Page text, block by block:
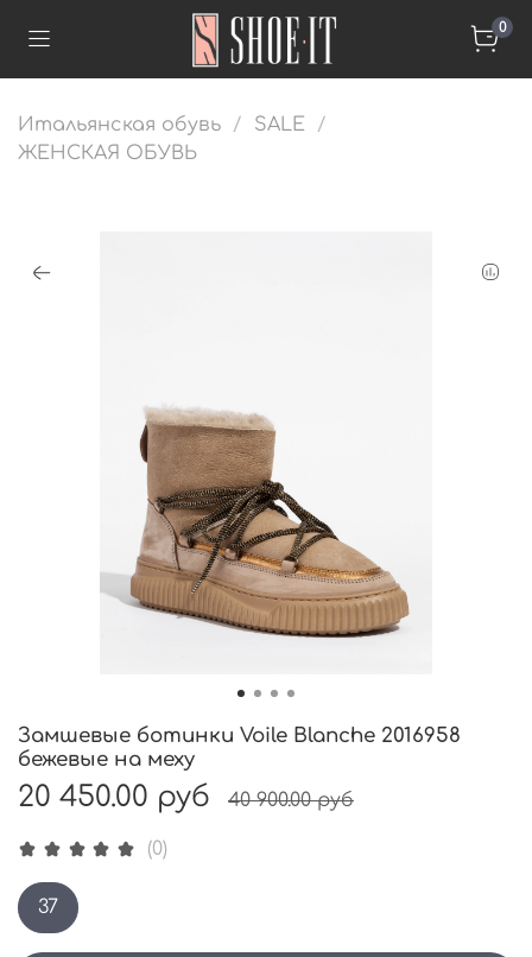
0
Итальянская обувь
SALE
ЖЕНСКАЯ ОБУВЬ
(0)
Замшевые ботинки Voile Blanche 2016958
бежевые на меху
20 450.00 руб 40 900.00 руб
37